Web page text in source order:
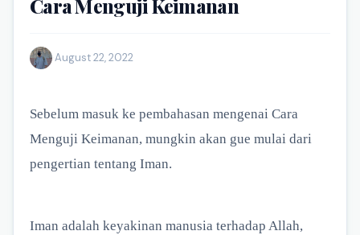
Cara Menguji Keimanan
August 22, 2022
Sebelum masuk ke pembahasan mengenai Cara
Menguji Keimanan, mungkin akan gue mulai dari
pengertian tentang Iman.
Iman adalah keyakinan manusia terhadap Allah,